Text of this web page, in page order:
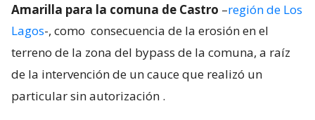
Amarilla para la comuna de Castro –región de Los
Lagos-, como consecuencia de la erosión en el
terreno de la zona del bypass de la comuna, a raíz
de la intervención de un cauce que realizó un
particular sin autorización .